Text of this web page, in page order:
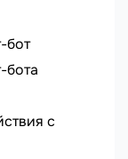
бот
бота
с